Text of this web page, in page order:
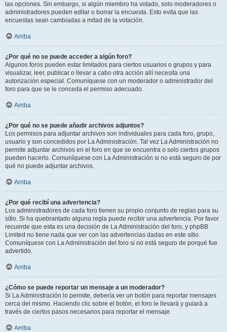
las opciones. Sin embargo, si algún miembro ha votado, solo moderadores o
administradores pueden editar o borrar la encuesta. Esto evita que las
encuestas sean cambiadas a mitad de la votación.
Arriba
¿Por qué no se puede acceder a algún foro?
Algunos foros pueden estar limitados para ciertos usuarios o grupos y para
visualizar, leer, publicar o llevar a cabo otra acción allí necesita una
autorización especial. Comuníquese con un moderador o administrador del
foro para que se le conceda el permiso adecuado.
Arriba
¿Por qué no se puede añadir archivos adjuntos?
Los permisos para adjuntar archivos son individuales para cada foro, grupo,
usuario y son concedidos por La Administración. Tal vez La Administración no
permite adjuntar archivos en el foro en que se encuentra o solo ciertos grupos
pueden hacerlo. Comuníquese con La Administración si no está seguro de por
qué no puede adjuntar archivos.
Arriba
¿Por qué recibí una advertencia?
Los administradores de cada foro tienen su propio conjunto de reglas para su
sitio. Si ha quebrantado alguna regla puede recibir una advertencia. Por favor
recuerde que esta es una decisión de La Administración del foro, y phpBB
Limited no tiene nada que ver con las advertencias dadas en este sitio.
Comuníquese con La Administración del foro si no está seguro de porqué fue
advertido.
Arriba
¿Cómo se puede reportar un mensaje a un moderador?
Si La Administración lo permite, debería ver un botón para reportar mensajes
cerca del mismo. Haciendo clic sobre el botón, el foro le llevará y guiará a
través de ciertos pasos necesarios para reportar el mensaje.
Arriba